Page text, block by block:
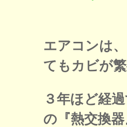
エアコンは
てもカビが繁
３年ほど経
の『熱交換